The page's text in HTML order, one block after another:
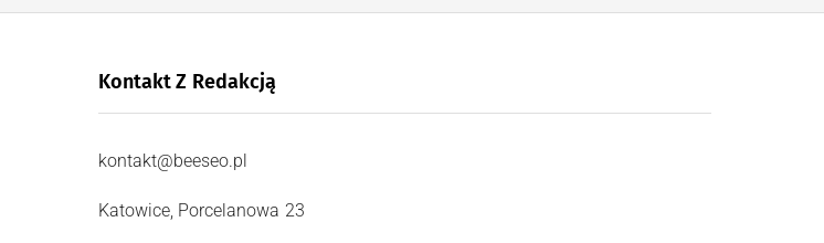
Kontakt Z Redakcją
kontakt@beeseo.pl
Katowice, Porcelanowa 23